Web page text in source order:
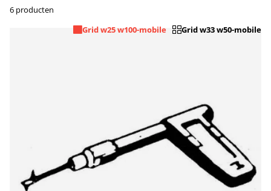
6 producten
Grid w25 w100-mobile
Grid w33 w50-mobile